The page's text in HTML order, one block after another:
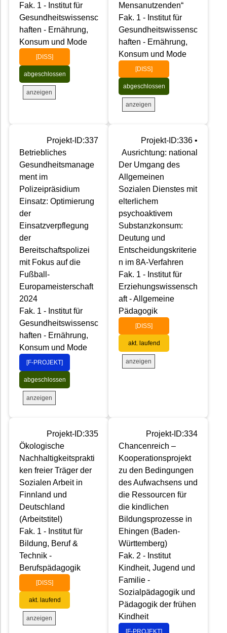
Fak. 1 - Institut für
Gesundheitswissensc
haften - Ernährung,
Konsum und Mode
[DISS]
abgeschlossen
anzeigen
Mensanutzenden“
Fak. 1 - Institut für
Gesundheitswissensc
haften - Ernährung,
Konsum und Mode
[DISS]
abgeschlossen
anzeigen
Projekt-ID:337
Betriebliches
Gesundheitsmanage
ment im
Polizeipräsidium
Einsatz: Optimierung
der
Einsatzverpflegung
der
Bereitschaftspolizei
mit Fokus auf die
Fußball-
Europameisterschaft
2024
Fak. 1 - Institut für
Gesundheitswissensc
haften - Ernährung,
Konsum und Mode
[F-PROJEKT]
abgeschlossen
anzeigen
Projekt-ID:336 •
Ausrichtung: national
Der Umgang des
Allgemeinen
Sozialen Dienstes mit
elterlichem
psychoaktivem
Substanzkonsum:
Deutung und
Entscheidungskriterie
n im 8A-Verfahren
Fak. 1 - Institut für
Erziehungswissensch
aft - Allgemeine
Pädagogik
[DISS]
akt. laufend
anzeigen
Projekt-ID:335
Ökologische
Nachhaltigkeitsprakti
ken freier Träger der
Sozialen Arbeit in
Finnland und
Deutschland
(Arbeitstitel)
Fak. 1 - Institut für
Bildung, Beruf &
Technik -
Berufspädagogik
[DISS]
akt. laufend
anzeigen
Projekt-ID:334
Chancenreich –
Kooperationsprojekt
zu den Bedingungen
des Aufwachsens und
die Ressourcen für
die kindlichen
Bildungsprozesse in
Ehingen (Baden-
Württemberg)
Fak. 2 - Institut
Kindheit, Jugend und
Familie -
Sozialpädagogik und
Pädagogik der frühen
Kindheit
[F-PROJEKT]